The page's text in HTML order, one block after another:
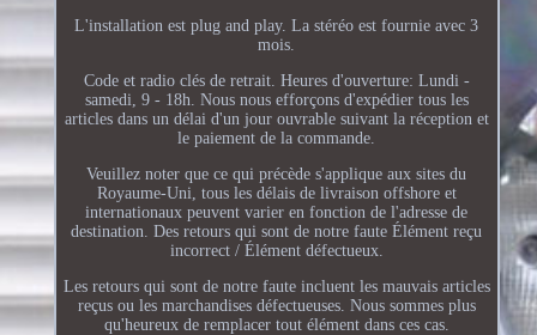
L'installation est plug and play. La stéréo est fournie avec 3
mois.
Code et radio clés de retrait. Heures d'ouverture: Lundi -
samedi, 9 - 18h. Nous nous efforçons d'expédier tous les
articles dans un délai d'un jour ouvrable suivant la réception et
le paiement de la commande.
Veuillez noter que ce qui précède s'applique aux sites du
Royaume-Uni, tous les délais de livraison offshore et
internationaux peuvent varier en fonction de l'adresse de
destination. Des retours qui sont de notre faute Élément reçu
incorrect / Élément défectueux.
Les retours qui sont de notre faute incluent les mauvais articles
reçus ou les marchandises défectueuses. Nous sommes plus
qu'heureux de remplacer tout élément dans ces cas.